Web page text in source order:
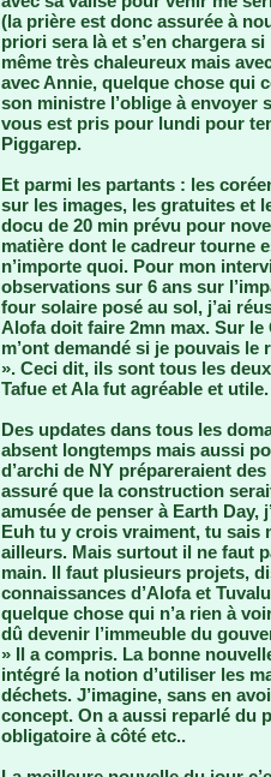
(la prière est donc assurée à
priori sera là et s’en chargera
même très chaleureux mais
avec Annie, quelque chose qui
son ministre l’oblige à envoyer
vous est pris pour lundi pour
Piggarep.
Et parmi les partants : les
sur les images, les gratuites et
docu de 20 min prévu pour
matière dont le cadreur tourne
n’importe quoi. Pour mon
observations sur 6 ans sur
four solaire posé au sol, j’ai
Alofa doit faire 2mn max. Sur le
m’ont demandé si je pouvais le
». Ceci dit, ils sont tous les
Tafue et Ala fut agréable et utile.
Des updates dans tous les
absent longtemps mais aussi
d’archi de NY prépareraient
assuré que la construction
amusée de penser à Earth Day,
Euh tu y crois vraiment, tu sais
ailleurs. Mais surtout il ne faut
main. Il faut plusieurs projets,
connaissances d’Alofa et
quelque chose qui n’a rien à
dû devenir l’immeuble du
» Il a compris. La bonne
intégré la notion d’utiliser les
déchets. J’imagine, sans en
concept. On a aussi reparlé du
obligatoire à côté etc..